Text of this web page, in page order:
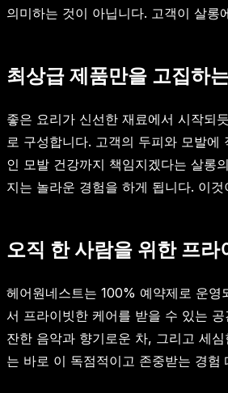
의미하는 것이 아닙니다. 고객이 살
최상급 제품만을 고집하
좋은 요리가 신선한 재료에서 시작되
로 구성합니다. 고객의 두피와 모발
인 모발 건강까지 책임지겠다는 살롱
지는 놀라운 경험을 하게 됩니다. 이
오직 한 사람을 위한 프
헤어원네스트는 100% 예약제로 운
서 프라이빗한 케어를 받을 수 있는
잔한 음악과 향기로운 차, 그리고 세
는 바로 이 독점적이고 존중받는 경험